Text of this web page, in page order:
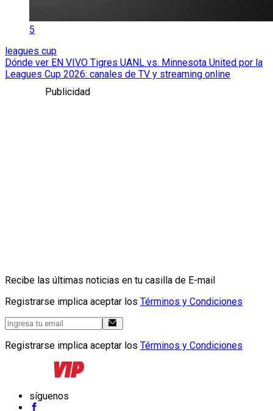
5
leagues cup
Dónde ver EN VIVO Tigres UANL vs. Minnesota United por la
Leagues Cup 2026: canales de TV y streaming online
Publicidad
Recibe las últimas noticias en tu casilla de E-mail
Registrarse implica aceptar los Términos y Condiciones
Registrarse implica aceptar los Términos y Condiciones
síguenos